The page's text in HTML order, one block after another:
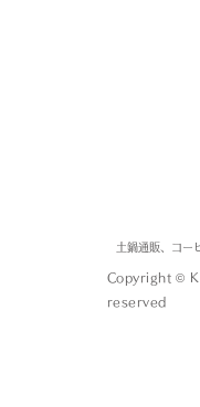
土鍋通販、コー
Copyright ©
reserved